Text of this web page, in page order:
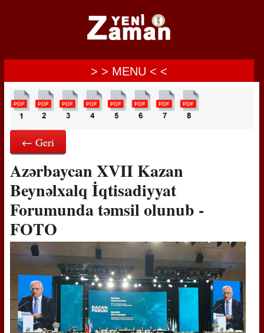
> > MENU < <
← Geri
Azərbaycan XVII Kazan
Beynəlxalq İqtisadiyyat
Forumunda təmsil olunub -
FOTO